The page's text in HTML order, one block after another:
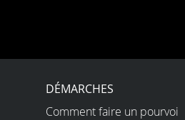
DÉMARCHES
Comment faire un pourvoi